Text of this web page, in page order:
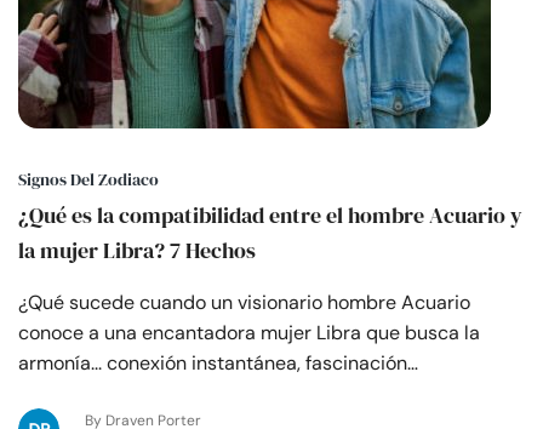
Signos Del Zodiaco
¿Qué es la compatibilidad entre el hombre Acuario y
la mujer Libra? 7 Hechos
¿Qué sucede cuando un visionario hombre Acuario
conoce a una encantadora mujer Libra que busca la
armonía... conexión instantánea, fascinación…
By Draven Porter